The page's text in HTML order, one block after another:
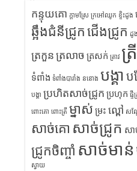
កន្ទុយគោ ក្តាមស្រែ ក្រអៅឈូក ខ្ទិះដូង
ឆ្អឹងជំនីជ្រូក ជើងជ្រូក ដូង
ត្រកួន ត្រលាច ត្រសក់ ត្រាវ ត្រី
ទំពាំង ទំពាំងបារាំង ននោង បង្គា ប
បង្គា ប្រហិតសាច់ជ្រូក ប្រហុក ផ្
ពោះគោ ពោះត្រី ម្នាស់ ម្រះ ល្ពៅ សណ្
សាច់គោ សាច់ជ្រូក សា
ជ្រូកចិញ្ចាំ សាច់មាន់
ស្វាយ